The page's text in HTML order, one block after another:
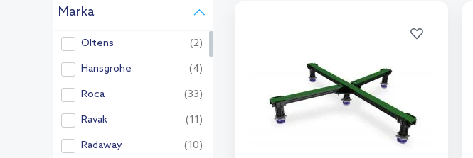
Marka
Oltens (2)
Hansgrohe (4)
Roca (33)
Ravak (11)
Radaway (10)